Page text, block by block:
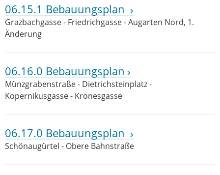
06.15.1 Bebauungsplan
Grazbachgasse - Friedrichgasse - Augarten Nord, 1.
Änderung
06.16.0 Bebauungsplan
Münzgrabenstraße - Dietrichsteinplatz -
Kopernikusgasse - Kronesgasse
06.17.0 Bebauungsplan
Schönaugürtel - Obere Bahnstraße